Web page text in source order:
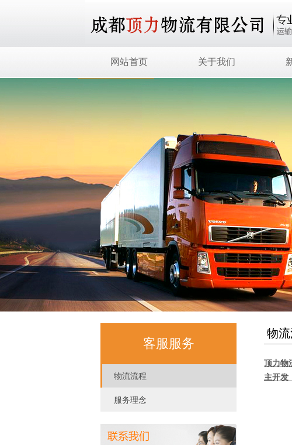
网站首页 关于我们
客服服务
物流流程
服务理念
物
顶力物
主开发